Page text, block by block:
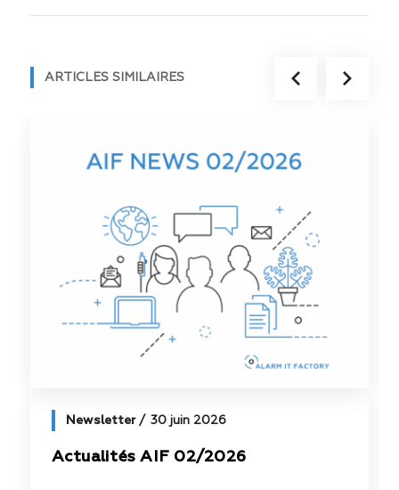
ARTICLES SIMILAIRES
Newsletter 30 juin 2026
Actualités AIF 02/2026